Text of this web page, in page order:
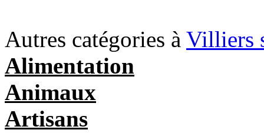
Autres catégories à Villiers
Alimentation
Animaux
Artisans